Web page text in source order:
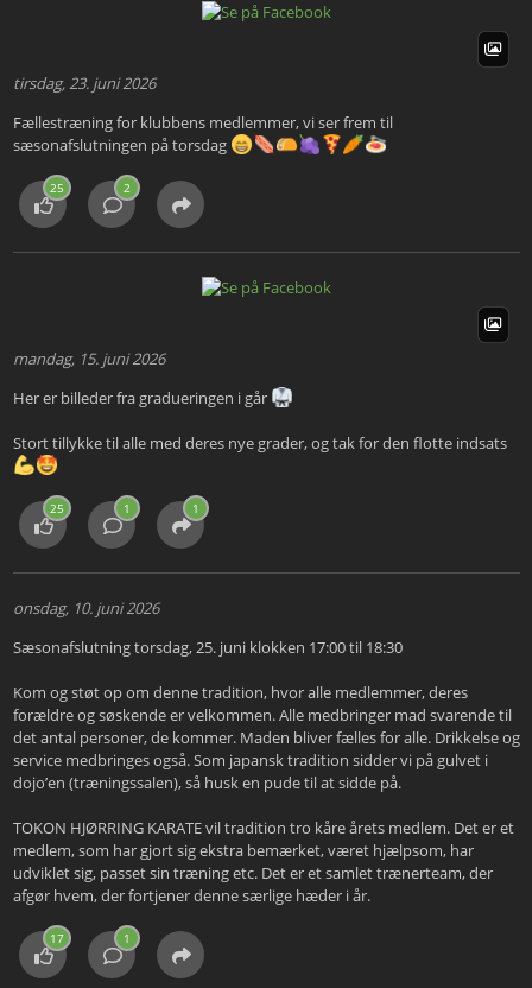
tirsdag, 23. juni 2026
Fællestræning for klubbens medlemmer, vi ser frem til
sæsonafslutningen på torsdag
25 2
mandag, 15. juni 2026
Her er billeder fra gradueringen i går
Stort tillykke til alle med deres nye grader, og tak for den flotte indsats
25 1 1
onsdag, 10. juni 2026
Sæsonafslutning torsdag, 25. juni klokken 17:00 til 18:30
Kom og støt op om denne tradition, hvor alle medlemmer, deres
forældre og søskende er velkommen. Alle medbringer mad svarende til
det antal personer, de kommer. Maden bliver fælles for alle. Drikkelse og
service medbringes også. Som japansk tradition sidder vi på gulvet i
dojo’en (træningssalen), så husk en pude til at sidde på.
TOKON HJØRRING KARATE vil tradition tro kåre årets medlem. Det er et
medlem, som har gjort sig ekstra bemærket, været hjælpsom, har
udviklet sig, passet sin træning etc. Det er et samlet trænerteam, der
afgør hvem, der fortjener denne særlige hæder i år.
17 1